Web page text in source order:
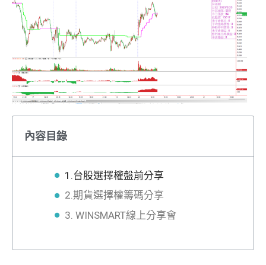
內容目錄
1.台股選擇權盤前分享
2.期貨選擇權籌碼分享
3. WINSMART線上分享會